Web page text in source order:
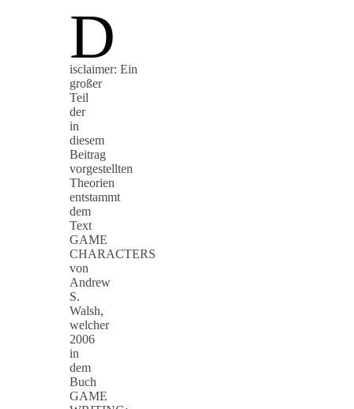
D
isclaimer: Ein
großer
Teil
der
in
diesem
Beitrag
vorgestellten
Theorien
entstammt
dem
Text
GAME
CHARACTERS
von
Andrew
S.
Walsh,
welcher
2006
in
dem
Buch
GAME